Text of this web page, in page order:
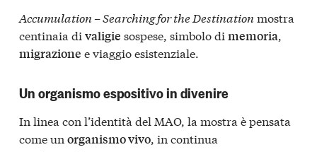
Accumulation – Searching for the Destination mostra
centinaia di valigie sospese, simbolo di memoria,
migrazione e viaggio esistenziale.
Un organismo espositivo in divenire
In linea con l’identità del MAO, la mostra è pensata
come un organismo vivo, in continua